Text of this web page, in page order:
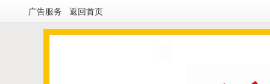
广告服务 返回首页